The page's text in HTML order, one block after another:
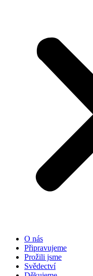
O nás
Připravujeme
Prožili jsme
Svědectví